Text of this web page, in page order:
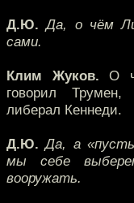
Д.Ю. Да, о чём
сами.
Клим Жуков. О
говорил
либерал Кеннеди.
Д.Ю. Да, а
мы себе
вооружать.